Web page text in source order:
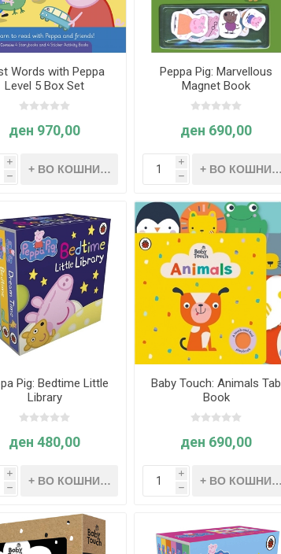
Words with Peppa
Level 5 Box Set
ден 970,00
i
h
Peppa Pig: Marvellous
Magnet Book
ден 690,00
i
h
Pig: Bedtime Little
Library
ден 480,00
i
h
Baby Touch: Animals Tab
Book
ден 690,00
i
h